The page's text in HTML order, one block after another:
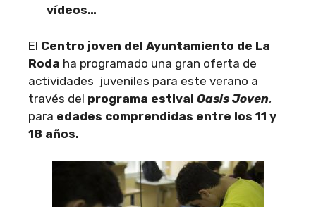
vídeos…
El Centro joven del Ayuntamiento de La
Roda ha programado una gran oferta de
actividades juveniles para este verano a
través del programa estival Oasis Joven,
para edades comprendidas entre los 11 y
18 años.